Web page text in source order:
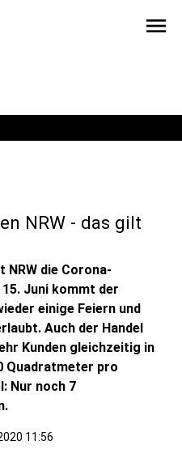
menu
NRW - das gilt
die Corona-
Juni kommt der
einige Feiern und
Auch der Handel
Kunden gleichzeitig in
Quadratmeter pro
Nur noch 7
11:56